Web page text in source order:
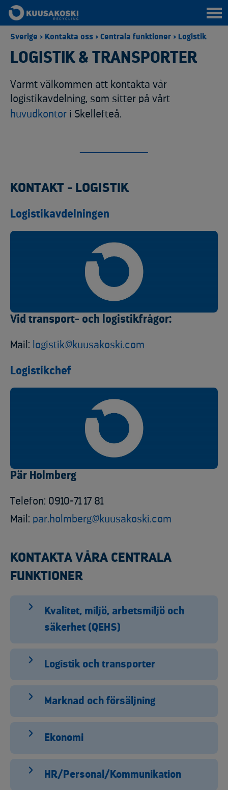
Sverige > Kontakta oss > Centrala funktioner > Logistik
LOGISTIK & TRANSPORTER
Varmt välkommen att kontakta vår
logistikavdelning, som sitter på vårt
huvudkontor i Skellefteå.
KONTAKT - LOGISTIK
Logistikavdelningen
Vid transport- och logistikfrågor:
Mail: logistik@kuusakoski.com
Logistikchef
Pär Holmberg
Telefon: 0910-71 17 81
Mail: par.holmberg@kuusakoski.com
KONTAKTA VÅRA CENTRALA
FUNKTIONER
Kvalitet, miljö, arbetsmiljö och
säkerhet (QEHS)
Logistik och transporter
Marknad och försäljning
Ekonomi
HR/Personal/Kommunikation